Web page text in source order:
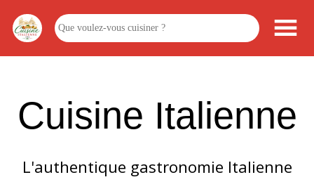
Cuisine Italienne
L'authentique gastronomie Italienne